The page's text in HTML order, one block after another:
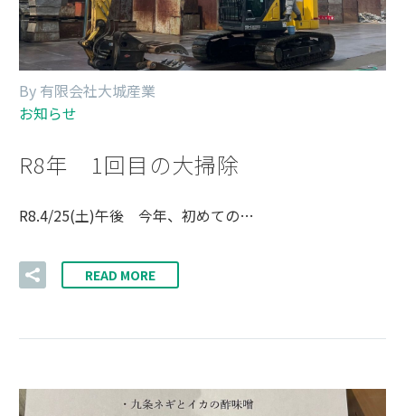
By 有限会社大城産業
お知らせ
R8年 1回目の大掃除
R8.4/25(土)午後 今年、初めての…
READ MORE